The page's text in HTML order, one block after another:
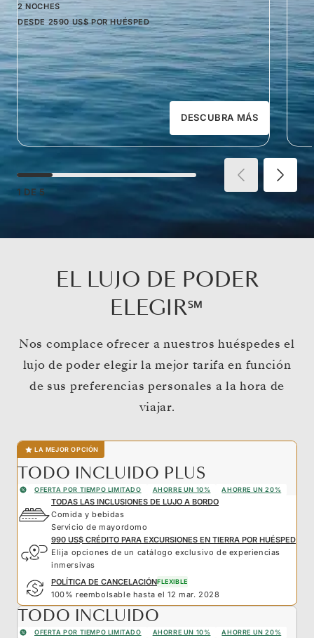
2 NOCHES
DESDE 2590 US$ POR HUÉSPED
DESCUBRA MÁS
1 DE 5
EL LUJO DE PODER
ELEGIR℠
Nos complace ofrecer a nuestros huéspedes el
lujo de poder elegir la mejor tarifa en función
de sus preferencias personales a la hora de
viajar.
LA MEJOR OPCIÓN
TODO INCLUIDO PLUS
OFERTA POR TIEMPO LIMITADO AHORRE UN 10% AHORRE UN 20%
TODAS LAS INCLUSIONES DE LUJO A BORDO
Comida y bebidas
Servicio de mayordomo
990 US$ CRÉDITO PARA EXCURSIONES EN TIERRA POR HUÉSPED
Elija opciones de un catálogo exclusivo de experiencias
inmersivas
POLÍTICA DE CANCELACIÓNFLEXIBLE
100% reembolsable hasta el 12 mar. 2028
TODO INCLUIDO
OFERTA POR TIEMPO LIMITADO AHORRE UN 10% AHORRE UN 20%